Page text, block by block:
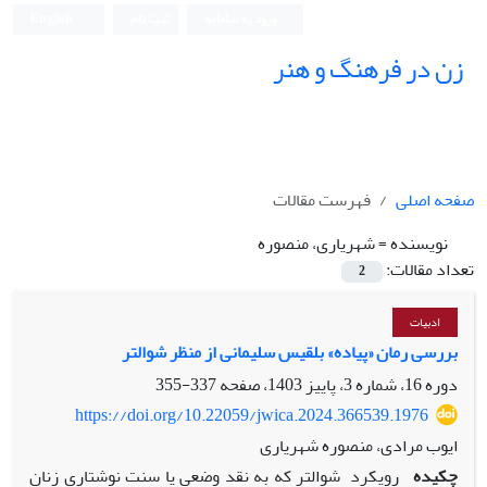
زن در فرهنگ و هنر
صفحه اصلی
فهرست مقالات
نویسنده =شهریاری، منصوره
تعداد مقالات:
2
ادبیات
بررسی رمان «پیاده» بلقیس سلیمانی از منظر شوالتر
دوره 16، شماره 3، پاییز 1403، صفحه
337-355
https://doi.org/10.22059/jwica.2024.366539.1976
ایوب مرادی، منصوره شهریاری
چکیده رویکرد شوالتر که به نقد وضعی یا سنت نوشتاری زنان